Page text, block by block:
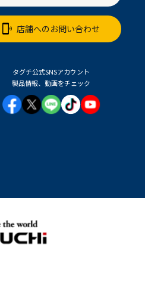
店舗へのお問い合わせ
タグチ公式SNSアカウント
製品情報、動画をチェック